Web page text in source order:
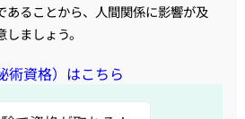
あることから、人間関係に影響が及
ましょう。
術資格）はこちら